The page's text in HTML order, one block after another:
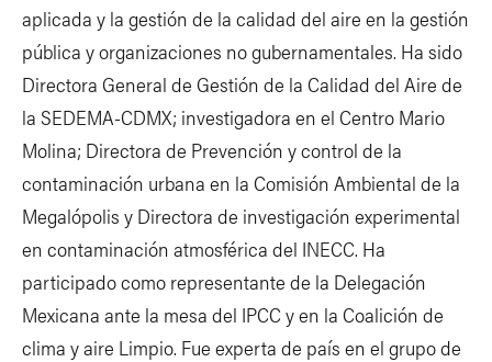
aplicada y la gestión de la calidad del aire en la gestión
pública y organizaciones no gubernamentales. Ha sido
Directora General de Gestión de la Calidad del Aire de
la SEDEMA-CDMX; investigadora en el Centro Mario
Molina; Directora de Prevención y control de la
contaminación urbana en la Comisión Ambiental de la
Megalópolis y Directora de investigación experimental
en contaminación atmosférica del INECC. Ha
participado como representante de la Delegación
Mexicana ante la mesa del IPCC y en la Coalición de
clima y aire Limpio. Fue experta de país en el grupo de